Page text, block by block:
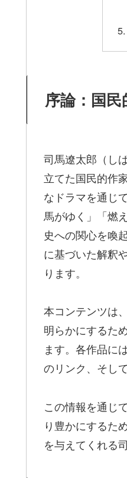
序論：国
司馬遼太郎（し
立てた国民的作
なドラマを通じ
馬がゆく」「燃
史への関心を喚
に基づいた解釈
ります。
本コンテンツは
明らかにするた
ます。各作品に
のリンク、そし
この情報を通じ
り豊かにするた
を与えてくれる